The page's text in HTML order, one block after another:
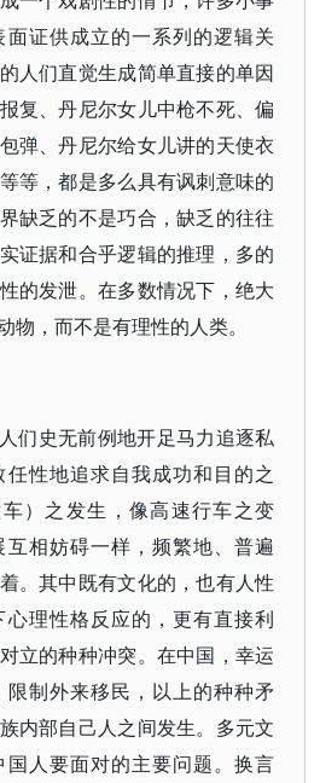
证供成立的一系列的逻辑关
人们直觉生成简单直接的单因
复、丹尼尔女儿中枪不死、偏
弹、丹尼尔给女儿讲的天使衣
等，都是多么具有讽刺意味的
缺乏的不是巧合，缺乏的往往
证据和合乎逻辑的推理，多的
的发泄。在多数情况下，绝大
物，而不是有理性的人类。
们史无前例地开足马力追逐私
性地追求自我成功和目的之
）之发生，像高速行车之变
相妨碍一样，频繁地、普遍
。其中既有文化的，也有人性
理性格反应的，更有直接利
立的种种冲突。在中国，幸运
制外来移民，以上的种种矛
内部自己人之间发生。多元文
人要面对的主要问题。换言